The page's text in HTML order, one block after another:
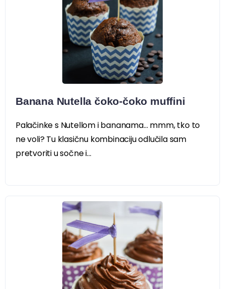
Banana Nutella čoko-čoko muffini
Palačinke s Nutellom i bananama… mmm, tko to
ne voli? Tu klasičnu kombinaciju odlučila sam
pretvoriti u sočne i...